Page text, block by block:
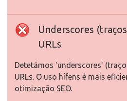
Underscores
URLs
Detetámos 'underscores'
URLs. O uso hífens é mais
otimização SEO.